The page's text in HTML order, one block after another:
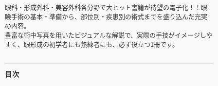
眼科・形成外科・美容外科各分野で大ヒット書籍が待望の電子化！！眼
瞼手術の基本・準備から、部位別・疾患別の術式までを盛り込んだ充実
の内容。
豊富な術中写真を用いたビジュアルな解説で、実際の手技がイメージしや
すく、眼形成の初学者にも熟練者にも、必ず役立つ1冊です。
目次